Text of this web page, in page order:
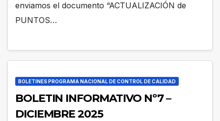
enviamos el documento “ACTUALIZACIÓN de
PUNTOS…
BOLETINES PROGRAMA NACIONAL DE CONTROL DE CALIDAD
BOLETIN INFORMATIVO Nº7 –
DICIEMBRE 2025